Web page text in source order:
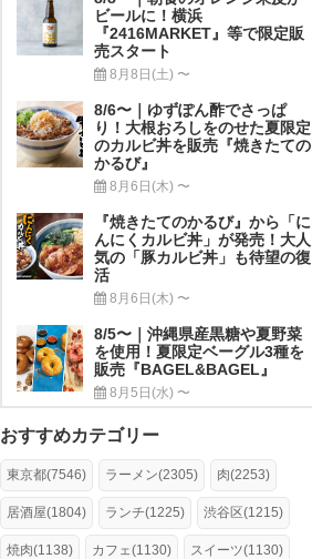
ビールに！横浜
『2416MARKET』等で限定販
売スタート
8月8日(土) 〜
8/6〜｜ゆずぽん酢でさっぱ
り！大根おろしをのせた夏限定
のカルビ丼を販売『焼きたての
かるび』
8月6日(木) 〜
『焼きたてのかるび』から「に
んにくカルビ丼」が発売！大人
気の「豚カルビ丼」も待望の復
活
8月6日(木) 〜
8/5〜｜沖縄県産黒糖や夏野菜
を使用！夏限定ベーグル3種を
販売『BAGEL&BAGEL』
8月5日(水) 〜
おすすめカテゴリー
東京都(7546) ラーメン(2305) 肉(2253)
居酒屋(1804) ランチ(1225) 渋谷区(1215)
焼肉(1138) カフェ(1130) スイーツ(1130)